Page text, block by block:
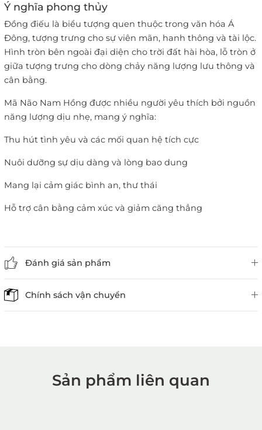
Ý nghĩa phong thủy
Đồng điếu là biểu tượng quen thuộc trong văn hóa Á
Đông, tượng trưng cho sự viên mãn, hanh thông và tài lộc.
Hình tròn bên ngoài đại diện cho trời đất hài hòa, lỗ tròn ở
giữa tượng trưng cho dòng chảy năng lượng lưu thông và
cân bằng.
Mã Não Nam Hồng được nhiều người yêu thích bởi nguồn
năng lượng dịu nhẹ, mang ý nghĩa:
Thu hút tình yêu và các mối quan hệ tích cực
Nuôi dưỡng sự dịu dàng và lòng bao dung
Mang lại cảm giác bình an, thư thái
Hỗ trợ cân bằng cảm xúc và giảm căng thẳng
Đánh giá sản phẩm
Chính sách vận chuyển
1. Mua hàng trực tiếp tại VietGemstones
Sản phẩm liên quan